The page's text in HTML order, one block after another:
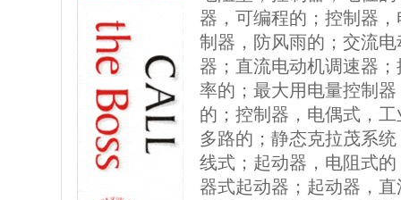
器，可编程的；控制器
制器，防风雨的；交流
器；直流电动机调速器
率的；最大用电量控制
的；控制器，电偶式，
多路的；静态克拉茂系
线式；起动器，电阻式
器式起动器；起动器，